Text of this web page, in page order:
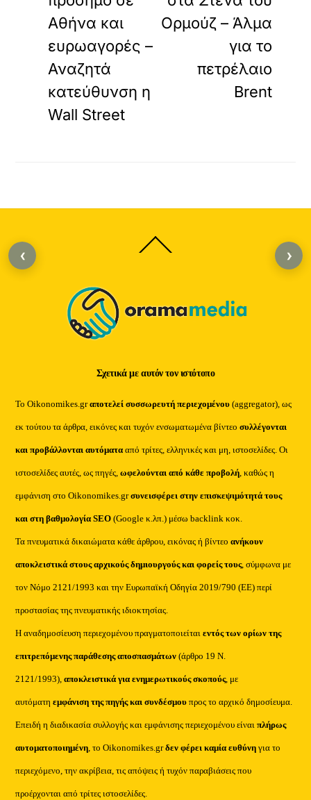
Αθήνα και
ευρωαγορές –
Αναζητά
κατεύθυνση η
Wall Street
Ορμούζ – Άλμα
για το
πετρέλαιο
Brent
Back
To
Σχετικά με αυτόν τον ιστότοπο
Το Oikonomikes.grαποτελεί συσσωρευτή περιεχομένου (aggregator), ως
εκ τούτου τα άρθρα, εικόνες και τυχόν ενσωματωμένα βίντεοσυλλέγονται
και προβάλλονται αυτόματααπό τρίτες, ελληνικές και μη, ιστοσελίδες. Οι
ιστοσελίδες αυτές, ως πηγές,ωφελούνται από κάθε προβολή, καθώς η
εμφάνιση στο Oikonomikes.grσυνεισφέρει στην επισκεψιμότητά τους
και στη βαθμολογία SEO (Google κ.λπ.) μέσω backlink κοκ.
Τα πνευματικά δικαιώματα κάθε άρθρου, εικόνας ή βίντεοανήκουν
αποκλειστικά στους αρχικούς δημιουργούς και φορείς τους, σύμφωνα με
τον Νόμο 2121/1993 και την Ευρωπαϊκή Οδηγία 2019/790 (ΕΕ) περί
προστασίας της πνευματικής ιδιοκτησίας.
Η αναδημοσίευση περιεχομένου πραγματοποιείταιεντός των ορίων της
επιτρεπόμενης παράθεσης αποσπασμάτων (άρθρο 19 Ν.
2121/1993), αποκλειστικά για ενημερωτικούς σκοπούς, με
αυτόματηεμφάνιση της πηγής και συνδέσμου προς το αρχικό δημοσίευμα.
Επειδή η διαδικασία συλλογής και εμφάνισης περιεχομένου είναιπλήρως
αυτοματοποιημένη, το Oikonomikes.grδεν φέρει καμία ευθύνη για το
περιεχόμενο, την ακρίβεια, τις απόψεις ή τυχόν παραβιάσεις που
προέρχονται από τρίτες ιστοσελίδες.
‹ ›